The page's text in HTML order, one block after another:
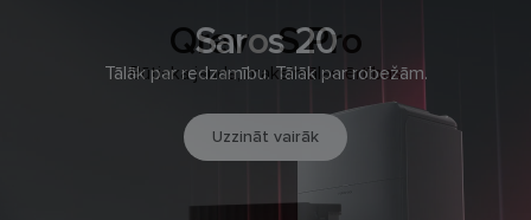
Saros 20
Tālāk par redzamību. Tālāk par robežām.
Uzzināt vairāk
Qrevo S Pro
Būtiska jauda, maksimālas ērtības
Saros Z70
Pārdomāti soļi pretī nākotnei
Uzzināt vairāk
Saros 10
Līdz vissīkākajai detaļai
Uzzināt vairāk
Roborock QR 798
Iespaidīga jauda, maksimālas ērtības
Uzzināt vairāk